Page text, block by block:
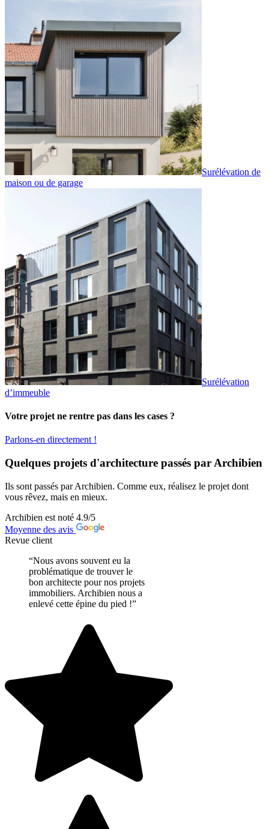
Surélévation de
maison ou de garage
Surélévation
d’immeuble
Votre projet ne rentre pas dans les cases ?
Parlons-en directement !
Quelques projets d'architecture passés par Archibien
Ils sont passés par Archibien. Comme eux, réalisez le projet dont
vous rêvez, mais en mieux.
Archibien est noté 4.9/5
Moyenne des avis
Revue client
“Nous avons souvent eu la
problématique de trouver le
bon architecte pour nos projets
immobiliers. Archibien nous a
enlevé cette épine du pied !”